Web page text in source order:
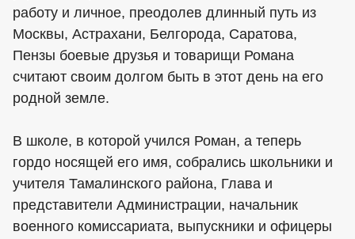
работу и личное, преодолев длинный путь из
Москвы, Астрахани, Белгорода, Саратова,
Пензы боевые друзья и товарищи Романа
считают своим долгом быть в этот день на его
родной земле.
В школе, в которой учился Роман, а теперь
гордо носящей его имя, собрались школьники и
учителя Тамалинского района, Глава и
представители Администрации, начальник
военного комиссариата, выпускники и офицеры